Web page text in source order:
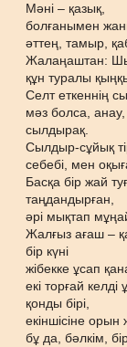
Мәні – қазық,
болғанымен
әттең, тамыр,
Жалаңаштан:
құн туралы
Селт еткеннің
мәз болса,
сылдырақ.
Сылдыр-сұйық
себебі, мен
Басқа бір жай
таңдандырған,
әрі мықтап
Жалғыз ағаш –
бір күні
жібекке ұсап
екі торғай
қонды бірі,
екіншісіне орын
бұ да, бәлкім,